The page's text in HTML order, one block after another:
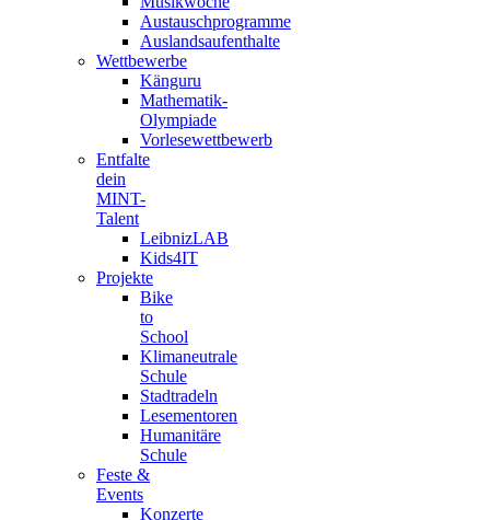
Austauschprogramme
Auslandsaufenthalte
Wettbewerbe
Känguru
Mathematik-
Olympiade
Vorlesewettbewerb
Entfalte
dein
MINT-
Talent
LeibnizLAB
Kids4IT
Projekte
Bike
to
School
Klimaneutrale
Schule
Stadtradeln
Lesementoren
Humanitäre
Schule
Feste &
Events
Konzerte